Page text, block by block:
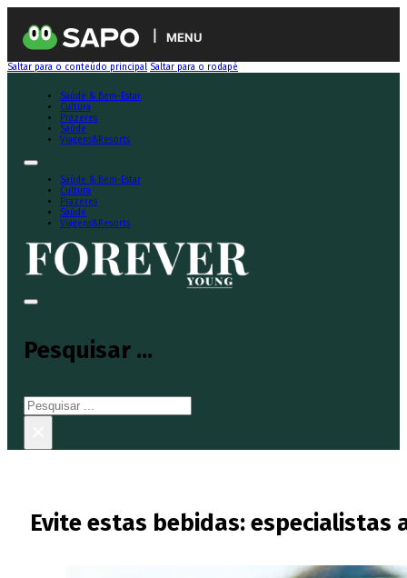
MENU
Saltar para o conteúdo principal Saltar para o rodapé
Saúde & Bem-Estar
Cultura
Prazeres
Saúde
Viagens&Resorts
Saúde & Bem-Estar
Cultura
Prazeres
Saúde
Viagens&Resorts
Pesquisar ...
Pesquisar
Evite estas bebidas: especialistas